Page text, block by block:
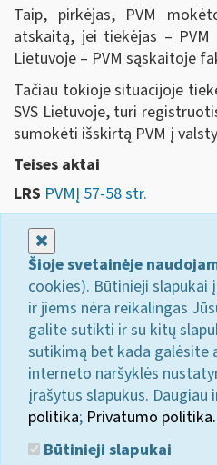
Taip, pirkėjas, PVM
atskaitą, jei tiekėjas –
Lietuvoje – PVM sąskaitoje
Tačiau tokioje situacijoje
SVS Lietuvoje, turi
sumokėti išskirtą PVM į
Teises aktai
LRS PVMĮ 57-58 str.
Šioje svetainėje
cookies). Būtinieji
ir jiems nėra reikalingas
galite sutikti ir su kitų
sutikimą bet kada galėsite
interneto naršyklės
įrašytus slapukus. Daugiau
politika; Privatumo politika.
Būtinieji slapukai